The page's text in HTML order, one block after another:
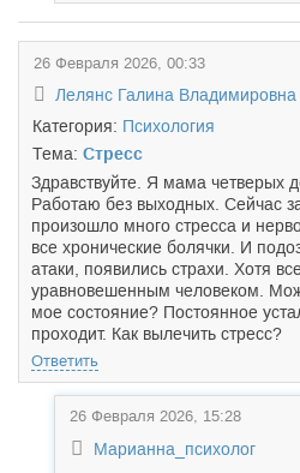
26 Февраля 2026, 00:33
Лелянс Галина Владимировна
Категория: Психология
Тема: Стресс
Здравствуйте. Я мама четверых
Работаю без выходных. Сейчас
произошло много стресса и
все хронические болячки. И
атаки, появились страхи. Хотя
уравновешенным человеком.
мое состояние? Постоянное
проходит. Как вылечить стресс?
Ответить
26 Февраля 2026, 15:28
Марианна_психолог